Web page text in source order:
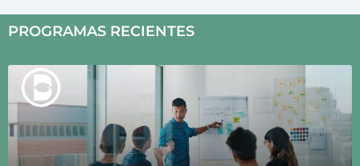
PROGRAMAS RECIENTES